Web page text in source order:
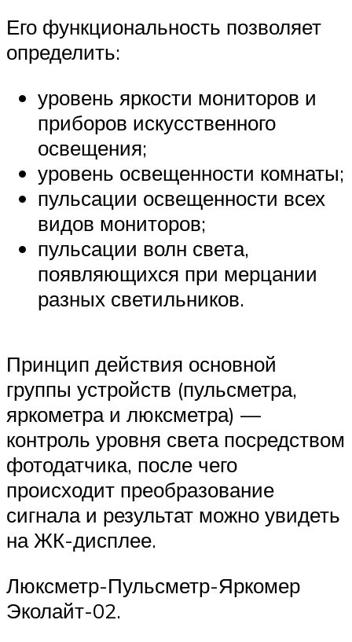
Его функциональность позволяет
определить:
уровень яркости мониторов и
приборов искусственного
освещения;
уровень освещенности комнаты;
пульсации освещенности всех
видов мониторов;
пульсации волн света,
появляющихся при мерцании
разных светильников.
Принцип действия основной
группы устройств (пульсметра,
яркометра и люксметра) —
контроль уровня света посредством
фотодатчика, после чего
происходит преобразование
сигнала и результат можно увидеть
на ЖК-дисплее.
Люксметр-Пульсметр-Яркомер
Эколайт-02.